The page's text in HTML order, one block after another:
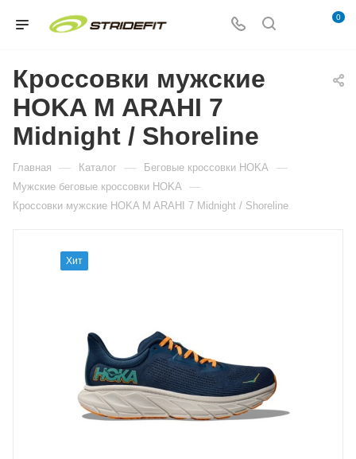
0
Кроссовки мужские
HOKA M ARAHI 7
Midnight / Shoreline
Главная — Каталог — Беговые кроссовки HOKA —
Мужские беговые кроссовки HOKA —
Кроссовки мужские HOKA M ARAHI 7 Midnight / Shoreline
Хит